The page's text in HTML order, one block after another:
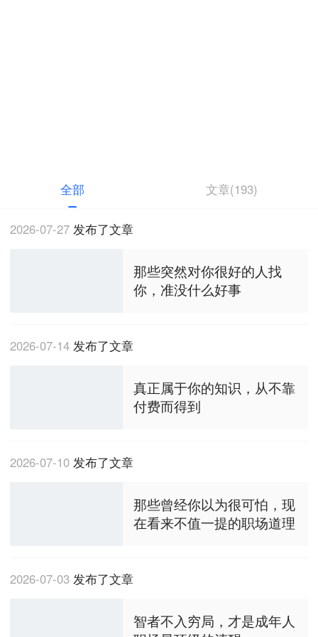
全部 文章(193)
2026-07-27 发布了文章
那些突然对你很好的人找
你，准没什么好事
2026-07-14 发布了文章
真正属于你的知识，从不靠
付费而得到
2026-07-10 发布了文章
那些曾经你以为很可怕，现
在看来不值一提的职场道理
2026-07-03 发布了文章
智者不入穷局，才是成年人